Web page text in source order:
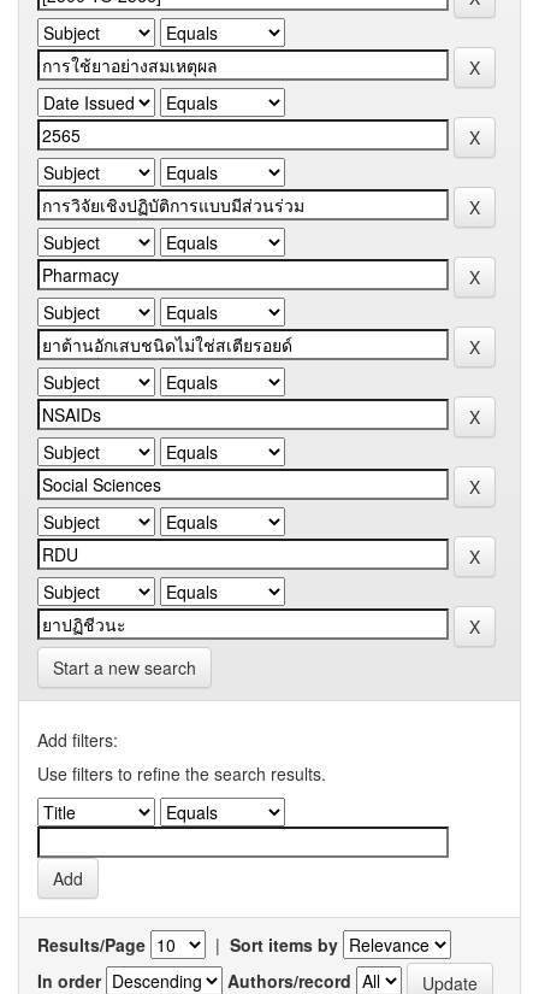
Start a new search
Add filters:
Use filters to refine the search results.
Results/Page | Sort items by
In order
Authors/record